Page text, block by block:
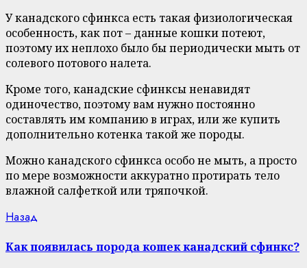
У канадского сфинкса есть такая физиологическая
особенность, как пот – данные кошки потеют,
поэтому их неплохо было бы периодически мыть от
солевого потового налета.
Кроме того, канадские сфинксы ненавидят
одиночество, поэтому вам нужно постоянно
составлять им компанию в играх, или же купить
дополнительно котенка такой же породы.
Можно канадского сфинкса особо не мыть, а просто
по мере возможности аккуратно протирать тело
влажной салфеткой или тряпочкой.
Continue
Reading
Назад
Как появилась порода кошек канадский сфинкс?